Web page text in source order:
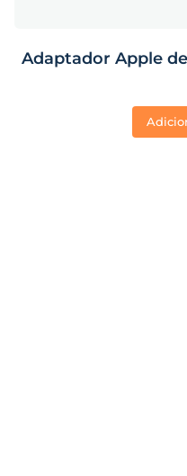
Adaptador Apple